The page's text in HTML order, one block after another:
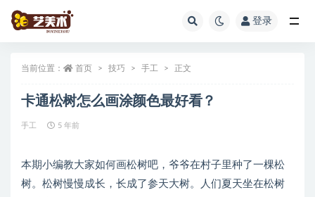
登录
当前位置： 首页 技巧 手工 正文
卡通松树怎么画涂颜色最好看？
手工 5 年前
本期小编教大家如何画松树吧，爷爷在村子里种了一棵松
树。松树慢慢成长，长成了参天大树。人们夏天坐在松树